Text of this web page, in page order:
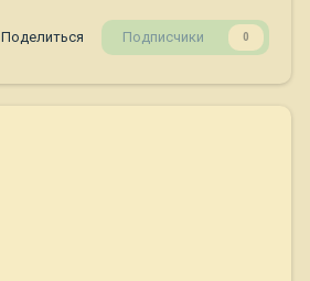
Поделиться Подписчики 0